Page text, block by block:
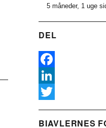
5 måneder, 1 uge
DEL
F
a
e
L
nw
BIAVLERNES